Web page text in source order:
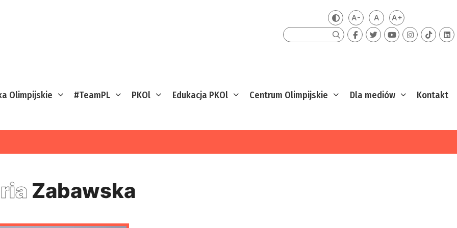
Zmień kontrast
A-Mniejsza czcionka
ADomyślna czcionka
A+Większa
Szukaj
Olimpijskie #TeamPL PKOl Edukacja PKOl Centrum Olimpijskie Dla mediów Kontakt
Zabawska